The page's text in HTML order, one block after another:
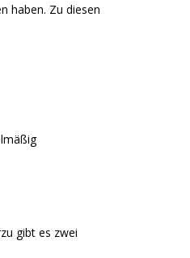
haben. Zu diesen
gibt es zwei